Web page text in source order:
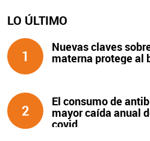
LO ÚLTIMO
1
Nuevas claves
materna protege al
2
El consumo de
mayor caída anual
covid